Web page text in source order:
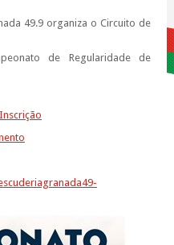
49.9 organiza o Circuito de
de Regularidade de